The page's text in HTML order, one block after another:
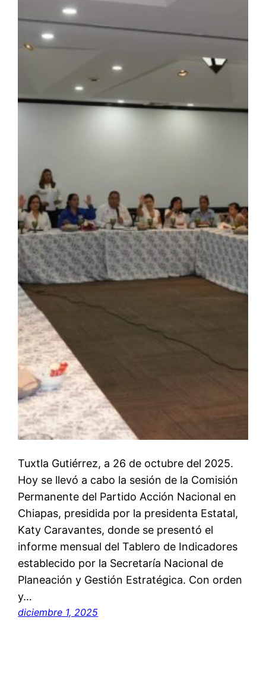
Tuxtla Gutiérrez, a 26 de octubre del 2025.
Hoy se llevó a cabo la sesión de la Comisión
Permanente del Partido Acción Nacional en
Chiapas, presidida por la presidenta Estatal,
Katy Caravantes, donde se presentó el
informe mensual del Tablero de Indicadores
establecido por la Secretaría Nacional de
Planeación y Gestión Estratégica. Con orden
y…
diciembre 1, 2025